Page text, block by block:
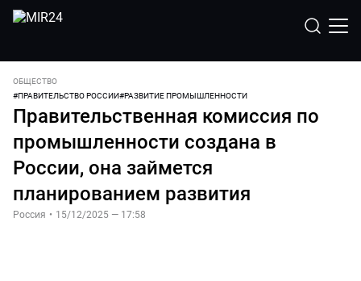
ОБЩЕСТВО
#ПРАВИТЕЛЬСТВО РОССИИ#РАЗВИТИЕ ПРОМЫШЛЕННОСТИ
Правительственная комиссия по
промышленности создана в
России, она займется
планированием развития
Россия • 15/12/2025 — 17:58